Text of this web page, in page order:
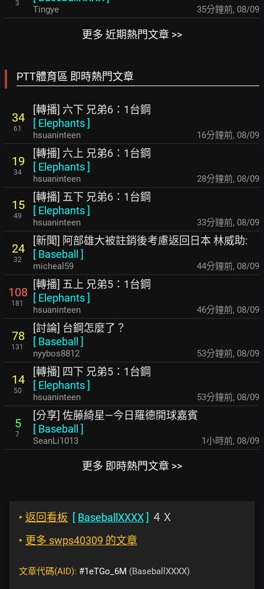
3
Tingye 35分鐘前, 08/09
更多 近期熱門文章 >>
PTT體育區 即時熱門文章
34
61
[轉播] 六下 兄弟6：1台鋼
[ Elephants]
hsuaninteen 16分鐘前, 08/09
19
34
[轉播] 六上 兄弟6：1台鋼
[ Elephants]
hsuaninteen 28分鐘前, 08/09
15
49
[轉播] 五下 兄弟6：1台鋼
[ Elephants]
hsuaninteen 33分鐘前, 08/09
24
32
[新聞] 阿部雄大被註銷後考慮返回日本 林威助:
[ Baseball ]
micheal59 44分鐘前, 08/09
108
181
[轉播] 五上 兄弟5：1台鋼
[ Elephants]
hsuaninteen 46分鐘前, 08/09
78
131
[討論] 台鋼怎麼了？
[ Baseball ]
nyybos8812 53分鐘前, 08/09
14
50
[轉播] 四下 兄弟5：1台鋼
[ Elephants]
hsuaninteen 53分鐘前, 08/09
5
7
[分享] 佐藤綺星—今日羅德開球嘉賓
[ Baseball ]
SeanLi1013 1小時前, 08/09
更多 即時熱門文章 >>
‣ 返回看板 [ BaseballXXXX] ４Ｘ
‣ 更多 swps40309 的文章
文章代碼(AID): #1eTGo_6M (BaseballXXXX)